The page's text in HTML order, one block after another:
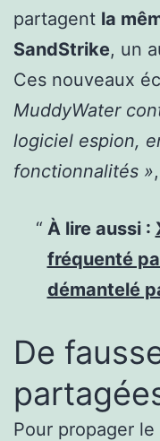
partagent la
SandStrike, un
Ces nouveaux
MuddyWater
logiciel espion,
fonctionnalités »
À lire aussi :
fréquenté
démantelé
De
Pour propager